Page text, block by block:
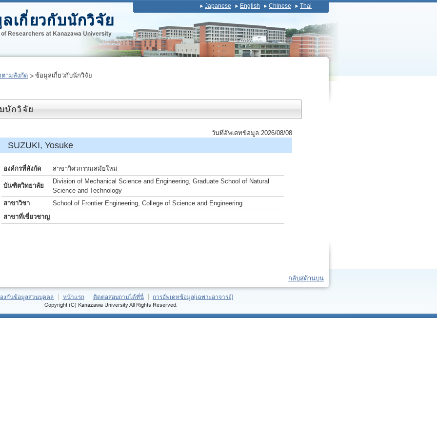
Japanese English Chinese Thai
ตามสังกัด ข้อมูลเกี่ยวกับนักวิจัย
วันที่อัพเดทข้อมูล:2026/08/08
Yosuke
องค์กรที่สังกัด สาขาวิศวกรรมสมัยใหม่
บันฑิตวิทยาลัย
Division of Mechanical Science and Engineering, Graduate School of Natural
Science and Technology
สาขาวิชา
School of Frontier Engineering, College of Science and Engineering
สาขาที่เชี่ยวชาญ
กลับสู่ด้านบน
งกันข้อมูลส่วนบุคคล หน้าแรก ติดต่อสอบถามได้ที่นี่ การอัพเดทข้อมูล[เฉพาะอาจารย์]